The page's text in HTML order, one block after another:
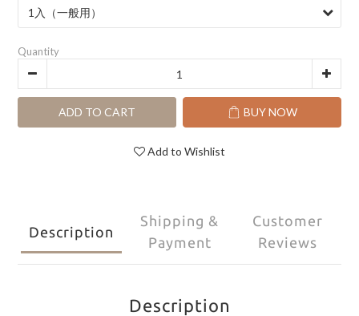
Quantity
ADD TO CART BUY NOW
Add to Wishlist
Description
Shipping &
Payment
Customer
Reviews
Description